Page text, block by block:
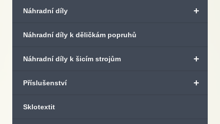
+
Náhradní díly
Náhradní díly k děličkám popruhů
+
Náhradní díly k šicím strojům
+
Příslušenství
Sklotextit